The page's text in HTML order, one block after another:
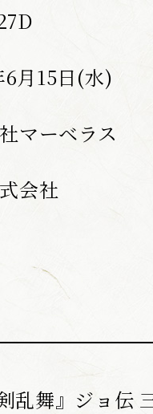
月15日(水)
マーベラス
会社
乱舞』ジョ伝